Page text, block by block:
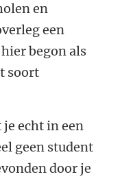
en
een
begon als
soort
je echt in een
geen student
door je